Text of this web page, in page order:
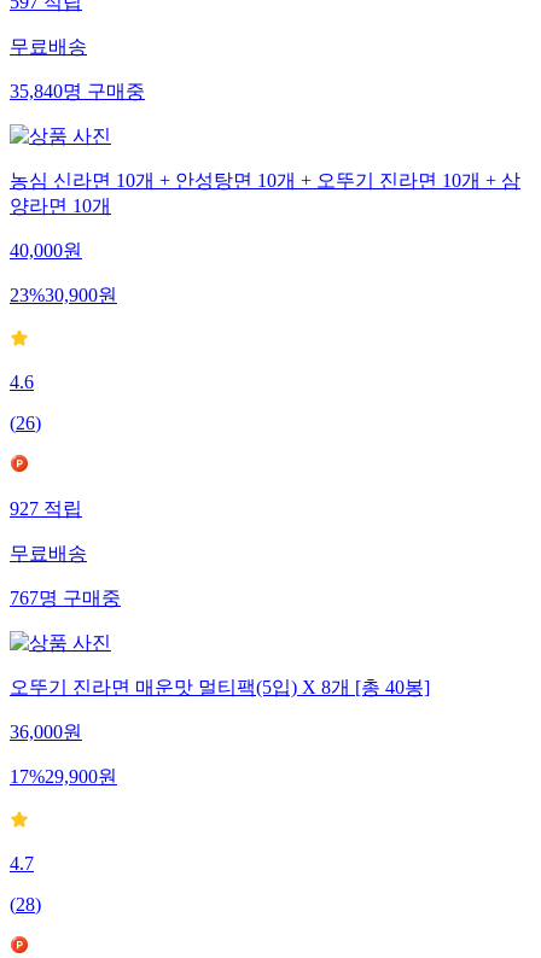
597적립
무료배송
35,840명구매중
농심 신라면 10개 + 안성탕면 10개 + 오뚜기 진라면 10개 + 삼
양라면 10개
40,000원
23%30,900원
4.6
(26)
927적립
무료배송
767명구매중
오뚜기 진라면 매운맛 멀티팩(5입) X 8개 [총 40봉]
36,000원
17%29,900원
4.7
(28)